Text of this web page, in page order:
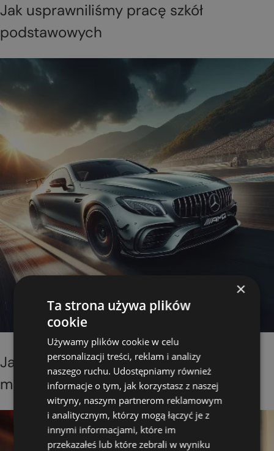
Jak usprawniliśmy pracę szkół
podstawowych
Jak skutecznie dotrzeć do pasjonatów
motoryzacji?
×
Ta strona używa plików
cookie
Używamy plików cookie w celu
personalizacji treści, reklam i analizy
naszego ruchu. Udostępniamy również
informacje o tym, jak korzystasz z naszej
witryny, naszym partnerom reklamowym
i analitycznym, którzy mogą łączyć je z
innymi informacjami, które im
przekazałeś lub które zebrali w wyniku